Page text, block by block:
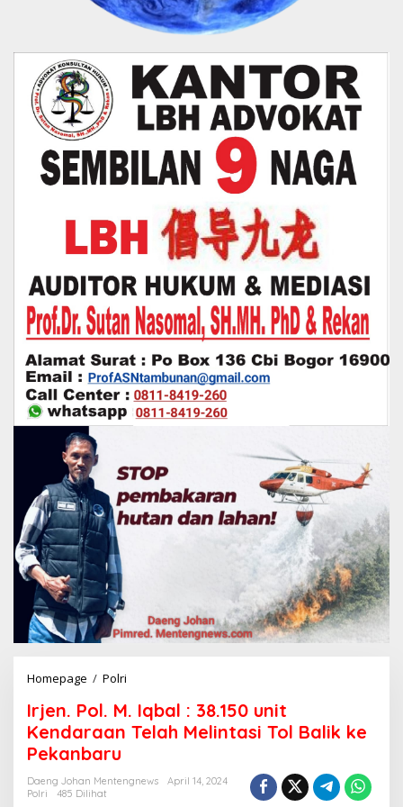
Homepage / Polri
e
P
o
Irjen. Pol. M. Iqbal : 38.150 unit
Kendaraan Telah Melintasi Tol Balik ke
Pekanbaru
Daeng Johan Mentengnews
April 14, 2024
Polri
485 Dilihat